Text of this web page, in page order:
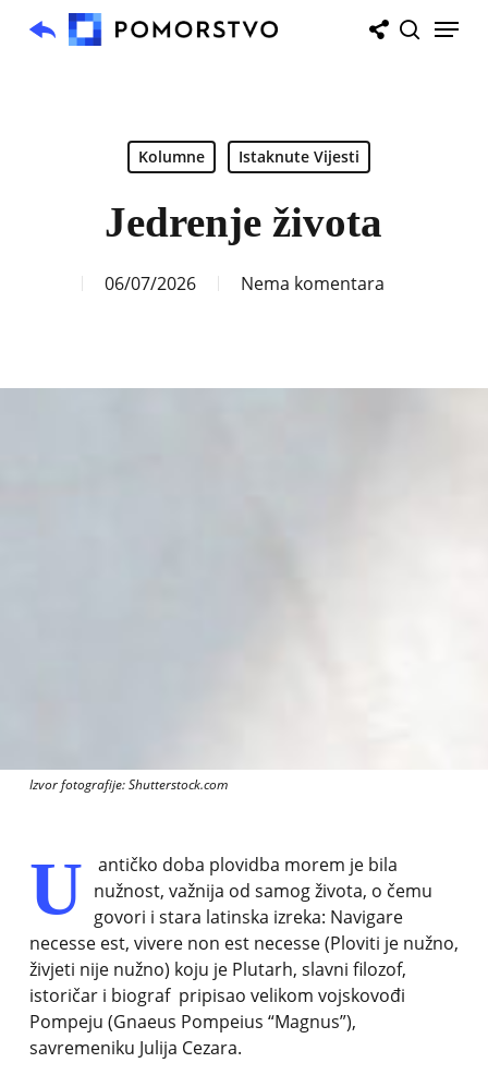
Menu
Kolumne Istaknute Vijesti
Jedrenje života
06/07/2026 Nema komentara
Izvor fotografije: Shutterstock.com
U
antičko doba plovidba morem je bila
nužnost, važnija od samog života, o čemu
govori i stara latinska izreka: Navigare
necesse est, vivere non est necesse (Ploviti je nužno,
živjeti nije nužno) koju je Plutarh, slavni filozof,
istoričar i biograf pripisao velikom vojskovođi
Pompeju (Gnaeus Pompeius “Magnus”),
savremeniku Julija Cezara.